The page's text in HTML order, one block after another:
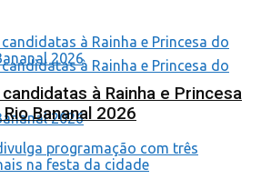
à Rainha e Princesa
Bananal 2026